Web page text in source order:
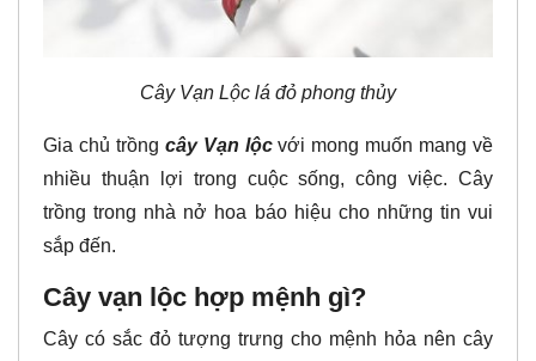
Cây Vạn Lộc lá đỏ phong thủy
Gia chủ trồng cây Vạn lộcvới mong muốn mang về
nhiều thuận lợi trong cuộc sống, công việc. Cây
trồng trong nhà nở hoa báo hiệu cho những tin vui
sắp đến.
Cây vạn lộc hợp mệnh gì?
Cây có sắc đỏ tượng trưng cho mệnh hỏa nên cây